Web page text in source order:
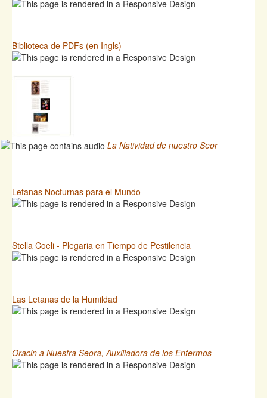
Biblioteca de PDFs (en Ingls)
La Natividad de nuestro Seor
Letanas Nocturnas para el Mundo
Stella Coeli - Plegaria en Tiempo de Pestilencia
Las Letanas de la Humildad
Oracin a Nuestra Seora, Auxiliadora de los Enfermos